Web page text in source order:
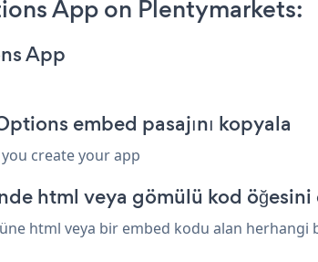
App on Plentymarkets:
App
embed pasajını kopyala
create your app
html veya gömülü kod öğesini
html veya bir embed kodu alan herhangi